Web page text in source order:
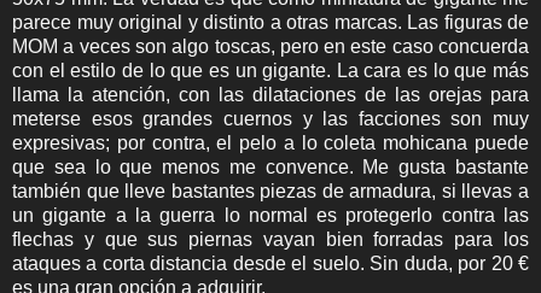
parece muy original y distinto a otras marcas. Las figuras de
MOM a veces son algo toscas, pero en este caso concuerda
con el estilo de lo que es un gigante. La cara es lo que más
llama la atención, con las dilataciones de las orejas para
meterse esos grandes cuernos y las facciones son muy
expresivas; por contra, el pelo a lo coleta mohicana puede
que sea lo que menos me convence. Me gusta bastante
también que lleve bastantes piezas de armadura, si llevas a
un gigante a la guerra lo normal es protegerlo contra las
flechas y que sus piernas vayan bien forradas para los
ataques a corta distancia desde el suelo. Sin duda, por 20 €
es una gran opción a adquirir.